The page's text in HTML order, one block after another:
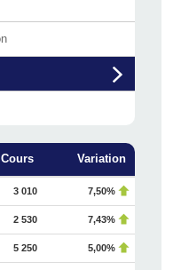
Cours Variation
3 010 7,50%
2 530 7,43%
5 250 5,00%